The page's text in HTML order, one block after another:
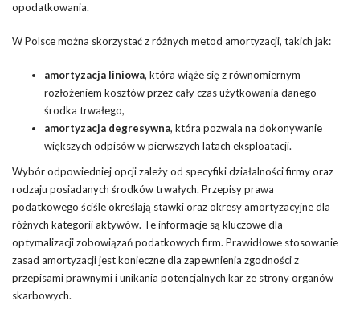
opodatkowania.
W Polsce można skorzystać z różnych metod amortyzacji, takich jak:
amortyzacja liniowa, która wiąże się z równomiernym
rozłożeniem kosztów przez cały czas użytkowania danego
środka trwałego,
amortyzacja degresywna, która pozwala na dokonywanie
większych odpisów w pierwszych latach eksploatacji.
Wybór odpowiedniej opcji zależy od specyfiki działalności firmy oraz
rodzaju posiadanych środków trwałych. Przepisy prawa
podatkowego ściśle określają stawki oraz okresy amortyzacyjne dla
różnych kategorii aktywów. Te informacje są kluczowe dla
optymalizacji zobowiązań podatkowych firm. Prawidłowe stosowanie
zasad amortyzacji jest konieczne dla zapewnienia zgodności z
przepisami prawnymi i unikania potencjalnych kar ze strony organów
skarbowych.